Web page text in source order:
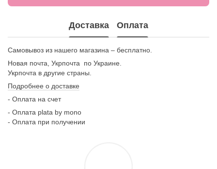
Доставка Оплата
Самовывоз из нашего магазина – бесплатно.
Новая почта, Укрпочта по Украине.
Укрпочта в другие страны.
Подробнее о доставке
- Оплата на счет
- Оплата plata by mono
- Оплата при получении